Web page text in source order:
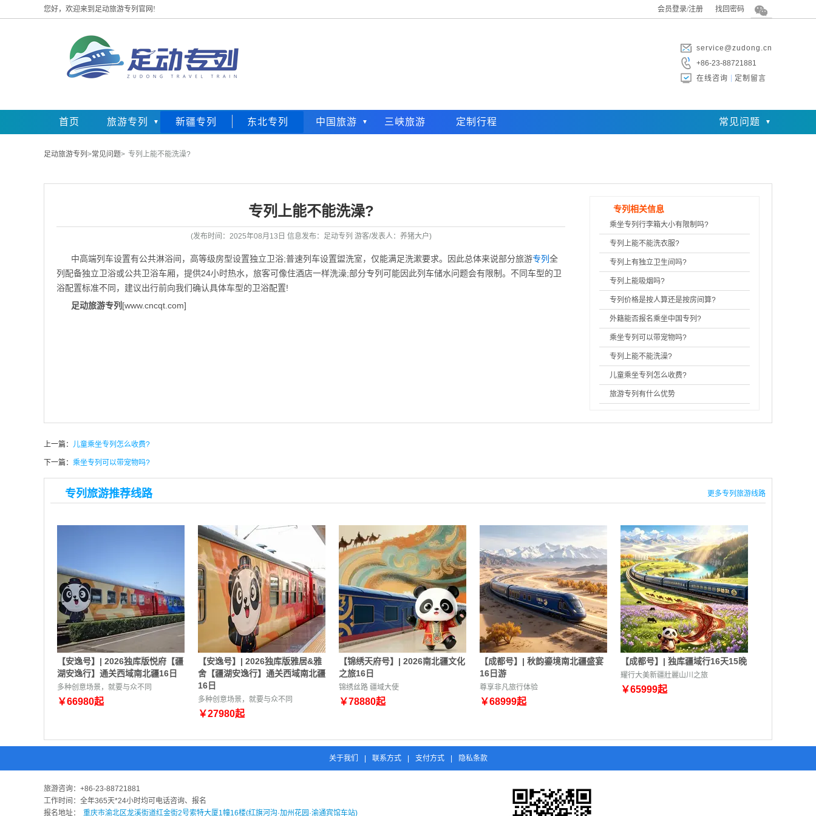
您好，欢迎来到足动旅游专列官网! 会员登录/注册 找回密码
service@zudong.cn
+86-23-88721881
在线咨询
定制留言
首页 旅游专列 新疆专列 东北专列 中国旅游 三峡旅游 定制行程 常见问题
足动旅游专列 >常见问题> 专列上能不能洗澡?
专列上能不能洗澡?
(发布时间：2025年08月13日 信息发布：足动专列 游客/发表人：养猪大户)
中高端列车设置有公共淋浴间，高等级房型设置独立卫浴;普速列车设置盥洗室，仅能满足洗漱要求。因此总体来说部分旅游专列 全
列配备独立卫浴或公共卫浴车厢，提供24小时热水，旅客可像住酒店一样洗澡;部分专列可能因此列车储水问题会有限制。不同车型的卫
浴配置标准不同，建议出行前向我们确认具体车型的卫浴配置!
足动旅游专列 [www.cncqt.com]
专列相关信息
乘坐专列行李箱大小有限制吗?
专列上能不能洗衣服?
专列上有独立卫生间吗?
专列上能吸烟吗?
专列价格是按人算还是按房间算?
外籍能否报名乘坐中国专列?
乘坐专列可以带宠物吗?
专列上能不能洗澡?
儿童乘坐专列怎么收费?
旅游专列有什么优势
上一篇： 儿童乘坐专列怎么收费?
下一篇： 乘坐专列可以带宠物吗?
专列旅游推荐线路 更多专列旅游线路
【安逸号】| 2026独库版悦府【疆
湖安逸行】通关西域南北疆16日
多种创意场景，就要与众不同
￥66980起
【安逸号】| 2026独库版雅居&雅
舍【疆湖安逸行】通关西域南北疆
16日
多种创意场景，就要与众不同
￥27980起
【锦绣天府号】| 2026南北疆文化
之旅16日
锦绣丝路 疆域大使
￥78880起
【成都号】| 秋韵鎏境南北疆盛宴
16日游
尊享非凡旅行体验
￥68999起
【成都号】| 独库疆域行16天15晚
耀行大美新疆壯麗山川之旅
￥65999起
关于我们 联系方式 支付方式 隐私条款
旅游咨询： +86-23-88721881
工作时间：全年365天*24小时均可电话咨询、报名
报名地址：
重庆市渝北区龙溪街道红金街2号索特大厦1幢16楼(红旗河沟·加州花园·渝通宾馆车站)